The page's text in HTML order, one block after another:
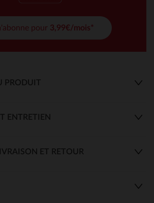
pour 3,99€/mois*
PRODUIT
ENTRETIEN
ET RETOUR